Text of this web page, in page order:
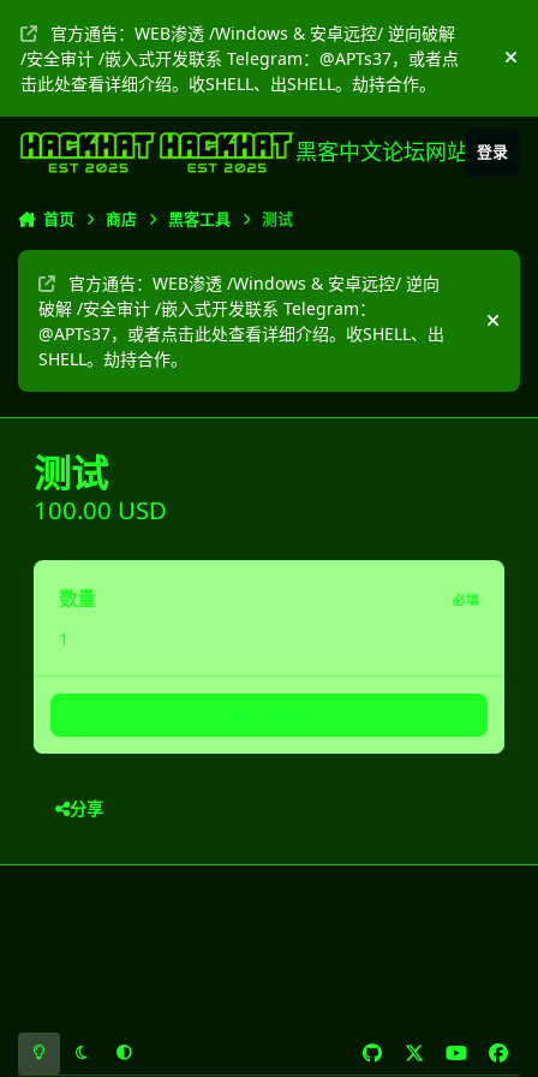
官方通告：WEB渗透 /Windows & 安卓远控/ 逆向破解
/安全审计 /嵌入式开发联系 Telegram：@APTs37，或者点
击此处查看详细介绍。收SHELL、出SHELL。劫持合作。
隐
黑客中文论坛网站 登录
首页 商店 黑客工具 测试
官方通告：WEB渗透 /Windows & 安卓远控/ 逆向
破解 /安全审计 /嵌入式开发联系 Telegram：
@APTs37，或者点击此处查看详细介绍。收SHELL、出
SHELL。劫持合作。
隐藏
测试
100.00 USD
数量 必填
分享
浅色模式黑暗模式系统偏好
g